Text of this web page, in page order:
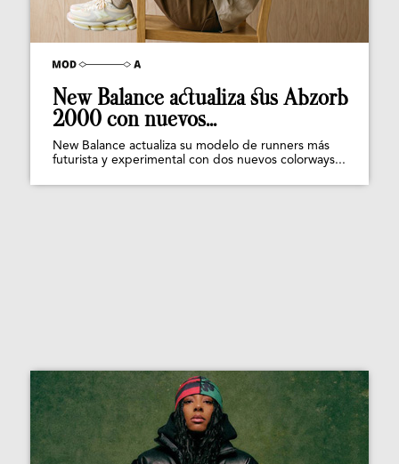
New Balance actualiza sus Abzorb
2000 con nuevos...
New Balance actualiza su modelo de runners más
futurista y experimental con dos nuevos colorways...